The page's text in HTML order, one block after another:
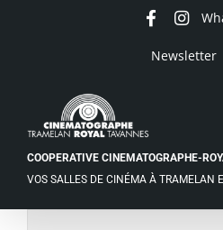
Newsletter
AccueilContact
COOPERATIVE CINEMATOGRAPHE-
VOS SALLES DE CINÉMA À TRAMELAN